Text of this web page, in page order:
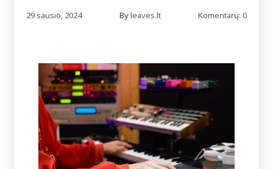
29 sausio, 2024 Byleaves.lt Komentarų: 0